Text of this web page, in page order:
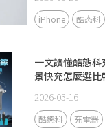
iPhone 酷态科
一文讀懂酷態
景快充怎麼選比
2026-03-16
酷態科 充電器